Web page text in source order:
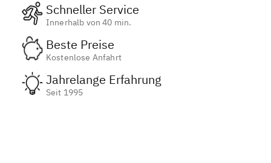
Schneller Service
Innerhalb von 40 min.
Beste Preise
Kostenlose Anfahrt
Jahrelange Erfahrung
Seit 1995